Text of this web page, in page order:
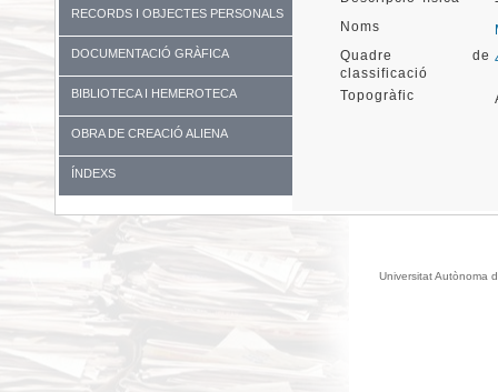
RECORDS I OBJECTES PERSONALS
DOCUMENTACIÓ GRÀFICA
BIBLIOTECA I HEMEROTECA
OBRA DE CREACIÓ ALIENA
ÍNDEXS
Noms
Quadre de
classificació
Topogràfic
Universitat Autònoma